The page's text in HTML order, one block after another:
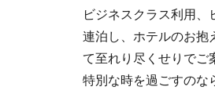
ビジネスクラス利用
連泊し、ホテルのお抱
て至れり尽くせりでご
特別な時を過ごすのな